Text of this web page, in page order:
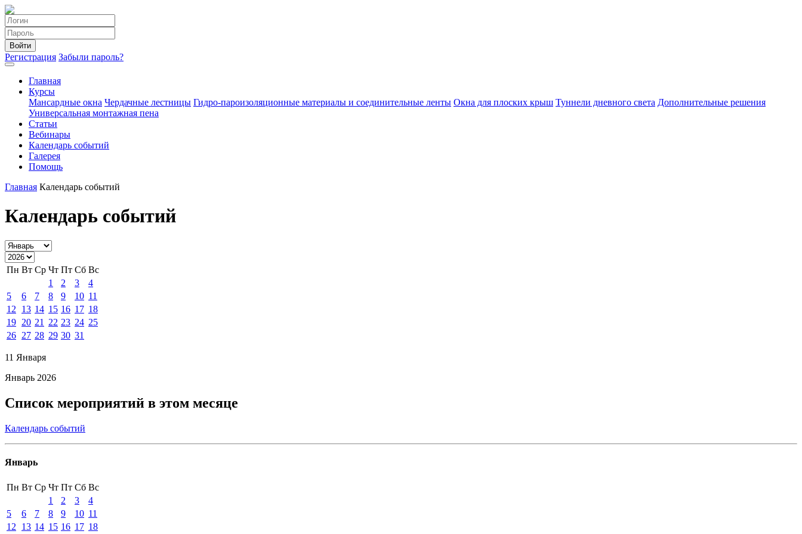
Войти
Регистрация Забыли пароль?
Главная
Курсы
Мансардные окна Чердачные лестницы Гидро-пароизоляционные материалы и соединительные ленты Окна для плоских крыш Туннели дневного света Дополнительные решения
Универсальная монтажная пена
Статьи
Вебинары
Календарь событий
Галерея
Помощь
Главная Календарь событий
Календарь событий
Пн Вт Ср Чт Пт Сб Вс
1
2 3
4
5
6 7 8 9 10 11
12
13 14 15 16 17 18
19 20 21 22 23 24 25
26 27 28 29 30 31
11 Января
Январь 2026
Список мероприятий в этом месяце
Календарь событий
Январь
Пн Вт Ср Чт Пт Сб Вс
1
2 3
4
5
6 7 8 9 10 11
12
13 14 15 16 17 18